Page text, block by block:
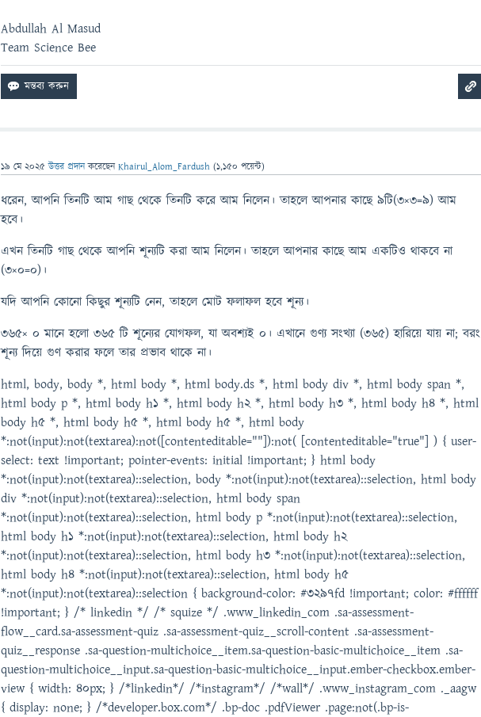
Abdullah Al Masud
Team Science Bee
19 মে 2025 উত্তর প্রদান করেছেনKhairul_Alom_Fardush (1,150 পয়েন্ট)
ধরেন, আপনি তিনটি আম গাছ থেকে তিনটি করে আম নিলেন। তাহলে আপনার কাছে ৯টি(৩×৩=৯) আম
হবে।
এখন তিনটি গাছ থেকে আপনি শূন্যটি করা আম নিলেন। তাহলে আপনার কাছে আম একটিও থাকবে না
(৩×০=০)।
যদি আপনি কোনো কিছুর শূন্যটি নেন, তাহলে মোট ফলাফল হবে শূন্য।
৩৬৫× ০ মানে হলো ৩৬৫ টি শূন্যের যোগফল, যা অবশ্যই ০। এখানে গুণ্য সংখ্যা (৩৬৫) হারিয়ে যায় না; বরং
শূন্য দিয়ে গুণ করার ফলে তার প্রভাব থাকে না।
html, body, body *, html body *, html body.ds *, html body div *, html body span *,
html body p *, html body h1 *, html body h2 *, html body h3 *, html body h4 *, html
body h5 *, html body h5 *, html body h5 *, html body
*:not(input):not(textarea):not([contenteditable=""]):not( [contenteditable="true"] ) { user-
select: text !important; pointer-events: initial !important; } html body
*:not(input):not(textarea)::selection, body *:not(input):not(textarea)::selection, html body
div *:not(input):not(textarea)::selection, html body span
*:not(input):not(textarea)::selection, html body p *:not(input):not(textarea)::selection,
html body h1 *:not(input):not(textarea)::selection, html body h2
*:not(input):not(textarea)::selection, html body h3 *:not(input):not(textarea)::selection,
html body h4 *:not(input):not(textarea)::selection, html body h5
*:not(input):not(textarea)::selection { background-color: #3297fd !important; color: #ffffff
!important; } /* linkedin */ /* squize */ .www_linkedin_com .sa-assessment-
flow__card.sa-assessment-quiz .sa-assessment-quiz__scroll-content .sa-assessment-
quiz__response .sa-question-multichoice__item.sa-question-basic-multichoice__item .sa-
question-multichoice__input.sa-question-basic-multichoice__input.ember-checkbox.ember-
view { width: 40px; } /*linkedin*/ /*instagram*/ /*wall*/ .www_instagram_com ._aagw
{ display: none; } /*developer.box.com*/ .bp-doc .pdfViewer .page:not(.bp-is-